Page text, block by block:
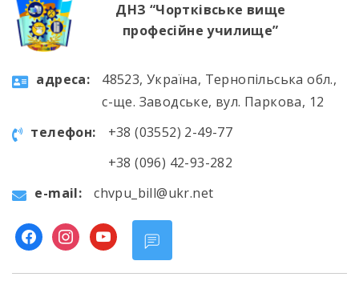
ДНЗ “Чортківське вище
професійне училище”
aдресa:
48523, Україна, Тернопільська обл.,
с-ще. Заводське, вул. Паркова, 12
телефон:
+38 (03552) 2-49-77
+38 (096) 42-93-282
e-mail:
chvpu_bill@ukr.net
facebookinstagram
youtube